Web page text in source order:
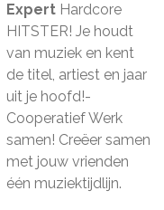
Expert Hardcore
HITSTER! Je houdt
van muziek en kent
de titel, artiest en jaar
uit je hoofd!-
Cooperatief Werk
samen! Creëer samen
met jouw vrienden
één muziektijdlijn.